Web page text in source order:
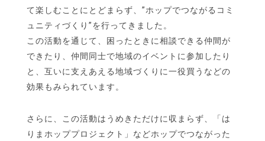
て楽しむことにとどまらず、”ホップでつながるコミ
ュニティづくり”を行ってきました。
この活動を通じて、困ったときに相談できる仲間が
できたり、仲間同士で地域のイベントに参加したり
と、互いに支えあえる地域づくりに一役買うなどの
効果もみられています。
さらに、この活動はうめきただけに収まらず、「は
りまホッププロジェクト」などホップでつながった